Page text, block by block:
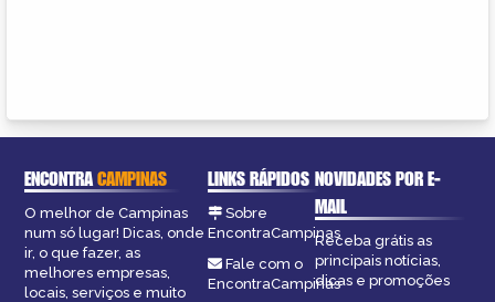
ENCONTRACAMPINAS
O melhor de Campinas
num só lugar! Dicas, onde
ir, o que fazer, as
melhores empresas,
locais, serviços e muito
LINKS RÁPIDOS
Sobre
EncontraCampinas
Fale com o
EncontraCampinas
NOVIDADES POR E-
MAIL
Receba grátis as
principais notícias,
dicas e promoções